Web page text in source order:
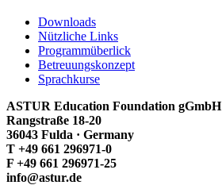
Downloads
Nützliche Links
Programmüberlick
Betreuungskonzept
Sprachkurse
ASTUR Education Foundation gGmbH
Rangstraße 18-20
36043 Fulda · Germany
T +49 661 296971-0
F +49 661 296971-25
info@astur.de